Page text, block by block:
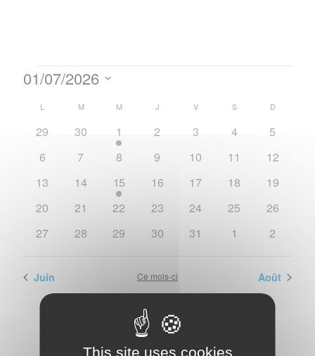
Évènements
par
01/07/2026
uneCalendrier
de
Évènements
L MMARDI M MERCREDI
J VVENDREDI
SSAMEDI D
0
29
0
évènements
30
1
évènement
1
0
2
0
3
0
4
0
5
0
6
0
7
0
8
0
9
0
10
0
11
0
12
0
13
0
évènements
14
1
évènement
15
0
16
0
17
0
18
0
19
0
20
0
21
0
22
0
23
0
24
0
25
0
26
0
27
0
28
0
29
0
30
0
31
0
1
0
2
Juin Ce mois-ci Août
This site uses cookies